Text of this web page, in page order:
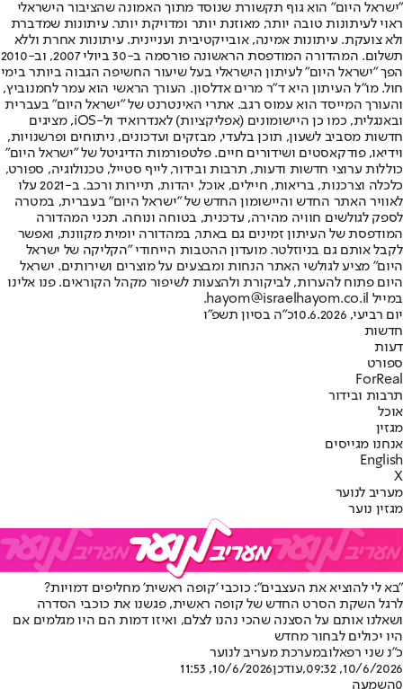
"ישראל היום" הוא גוף תקשורת שנוסד מתוך האמונה שהציבור הישראלי
ראוי לעיתונות טובה יותר, מאוזנת יותר ומדויקת יותר. עיתונות שמדברת
ולא צועקת. עיתונות אמינה, אובייקטיבית ועניינית. עיתונות אחרת וללא
תשלום. המהדורה המודפסת הראשונה פורסמה ב-30 ביולי 2007, וב-2010
הפך "ישראל היום" לעיתון הישראלי בעל שיעור החשיפה הגבוה ביותר בימי
חול. מו"ל העיתון היא ד"ר מרים אדלסון. העורך הראשי הוא עמר לחמנוביץ,
והעורך המייסד הוא עמוס רגב. אתרי האינטרנט של "ישראל היום" בעברית
ובאנגלית, כמו כן היישומונים (אפליקציות) לאנדרואיד ול-iOS, מציגים
חדשות מסביב לשעון, תוכן בלעדי, מבזקים ועדכונים, ניתוחים ופרשנויות,
וידיאו, פודקאסטים ושידורים חיים. פלטפורמות הדיגיטל של "ישראל היום"
כוללות ערוצי חדשות ודעות, תרבות ובידור, לייף סטייל, טכנולוגיה, ספורט,
כלכלה וצרכנות, בריאות, חיילים, אוכל, יהדות, תיירות ורכב. ב-2021 עלו
לאוויר האתר החדש והיישומון החדש של "ישראל היום" בעברית, במטרה
לספק לגולשים חוויה מהירה, עדכנית, בטוחה ונוחה. תכני המהדורה
המודפסת של העיתון זמינים גם באתר, במהדורה יומית מקוונת, ואפשר
לקבל אותם גם בניוזלטר. מועדון ההטבות הייחודי "הקליקה של ישראל
היום" מציע לגולשי האתר הנחות ומבצעים על מוצרים ושירותים. ישראל
היום פתוח להערות, לביקורת ולהצעות לשיפור מקהל הקוראים. פנו אלינו
במייל hayom@israelhayom.co.il.
יום רביעי, 10.6.2026
כ"ה בסיון תשפ"ו
חדשות
דעות
ספורט
ForReal
תרבות ובידור
אוכל
מגזין
אנחנו מגייסים
English
X
מעריב לנוער
מגזין נוער
"בא לי להוציא את העצבים": כוכבי 'קופה ראשית' מחליפים דמויות?
לרגל השקת הסרט החדש של קופה ראשית, פגשנו את כוכבי הסדרה
ושאלנו אותם על הסצנה שהכי נהנו לצלם, ואיזו דמות הם היו מגלמים אם
היו יכולים לבחור מחדש
כ"נ שני רפאלובמערכת מעריב לנוער
10/6/2026, 09:32
,עודכן10/6/2026, 11:53
0השמעה